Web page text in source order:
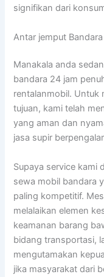
signifikan dari
Antar jemput Bandara
Manakala anda
bandara 24 jam
rentalanmobil. Untuk
tujuan, kami telah
yang aman dan
jasa supir
Supaya service kami
sewa mobil bandara
paling kompetitif.
melalaikan elemen
keamanan barang
bidang transportasi,
mengutamakan
jika masyarakat dari